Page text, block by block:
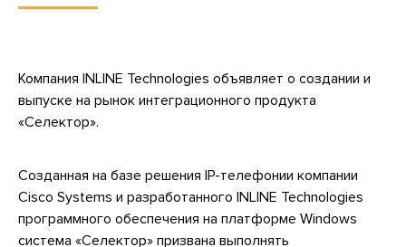
Компания INLINE Technologies объявляет о создании и
выпуске на рынок интеграционного продукта
«Селектор».
Созданная на базе решения IP-телефонии компании
Cisco Systems и разработанного INLINE Technologies
программного обеспечения на платформе Windows
система «Селектор» призвана выполнять